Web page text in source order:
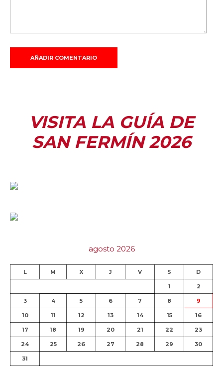
VISITA LA GUÍA DE
SAN FERMÍN 2026
agosto 2026
L M X J V S D
1 2
3 4 5 6 7 8 9
10 11 12 13 14 15 16
17 18 19 20 21 22 23
24 25 26 27 28 29 30
31